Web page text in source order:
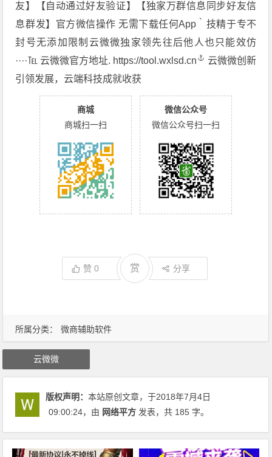
所属分类： 微商辅助软件
友】【自动通过好友验证】【独家万群信息同步好友信
息群发】官方微信操作 无需下载任何App‵技精于专不
封号无添加限制云微微独家领先往后他人也只能效仿
····℡ 云微微官方地址. https://tool.wxlsd.cn
云微微创新
引领发展，云端科技成就收获
商城
商城扫一扫
微信公众号
微信公众号扫一扫
赞0 赏 分享
云微微
版权声明：本站原创文章，于2018年7月4日
09:00:24，由 网络平方 发表，共 185 字。